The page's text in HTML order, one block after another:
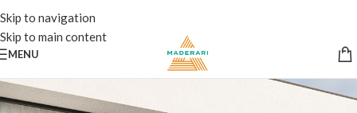
Skip to navigation
Skip to main content
MENU